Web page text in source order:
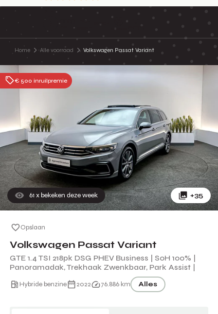
9.3
Home Alle voorraad Volkswagen Passat Variant
€ 500 inruilpremie
61 x bekeken deze week +35
Opslaan
Volkswagen Passat Variant
GTE 1.4 TSI 218pk DSG PHEV Business | SoH 100% |
Panoramadak, Trekhaak Zwenkbaar, Park Assist |
Hybride benzine 2022 76.886 km Alles